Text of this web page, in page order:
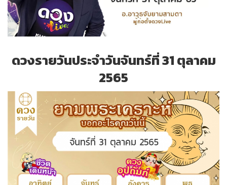
ดวงรายวันประจำวันจันทร์ที่ 31 ตุลาคม
2565